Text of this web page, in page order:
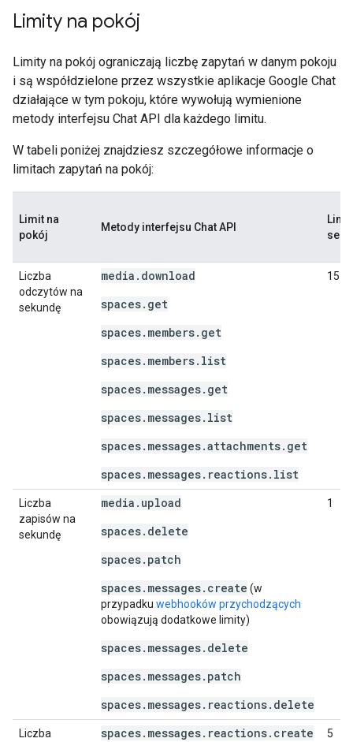
Limity na pokój
Limity na pokój ograniczają liczbę zapytań w danym pokoju
i są współdzielone przez wszystkie aplikacje Google Chat
działające w tym pokoju, które wywołują wymienione
metody interfejsu Chat API dla każdego limitu.
W tabeli poniżej znajdziesz szczegółowe informacje o
limitach zapytań na pokój:
Limit na
pokój
Metody interfejsu Chat API
Liczba
odczytów na
sekundę
media.download
spaces.get
spaces.members.get
spaces.members.list
spaces.messages.get
spaces.messages.list
spaces.messages.attachments.get
spaces.messages.reactions.list
15
Liczba
zapisów na
sekundę
media.upload
spaces.delete
spaces.patch
spaces.messages.create (w
przypadku webhooków przychodzących
obowiązują dodatkowe limity)
spaces.messages.delete
spaces.messages.patch
spaces.messages.reactions.delete
1
Liczba
spaces.messages.reactions.create 5